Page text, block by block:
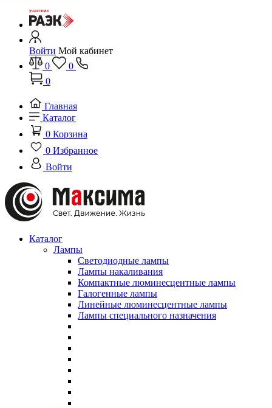
Войти Мой кабинет
0
0
0
Главная
Каталог
0 Корзина
0 Избранное
Войти
Каталог
Лампы
Светодиодные лампы
Лампы накаливания
Компактные люминесцентные лампы
Галогенные лампы
Линейные люминесцентные лампы
Лампы специального назначения